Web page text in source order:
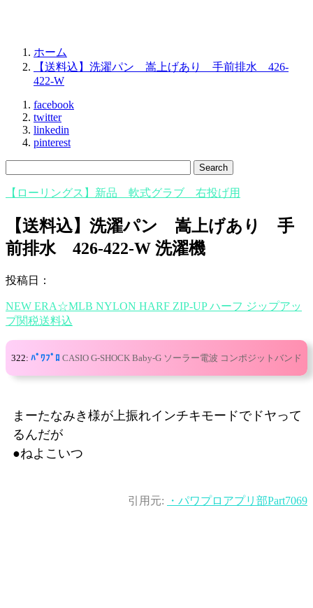
ホーム
【送料込】洗濯パン 嵩上げあり 手前排水 426-
422-W
facebook
twitter
linkedin
pinterest
【ローリングス】新品 軟式グラブ 右投げ用
【送料込】洗濯パン 嵩上げあり 手
前排水 426-422-W 洗濯機
投稿日：
NEW ERA☆MLB NYLON HARF ZIP-UP ハーフ ジップアッ
プ関税送料込
322: ﾊﾟﾜﾌﾟﾛ CASIO G-SHOCK Baby-G ソーラー電波 コンポジットバンド
まーたなみき様が上振れインチキモードでドヤって
るんだが
●ねよこいつ
引用元: ・パワプロアプリ部Part7069